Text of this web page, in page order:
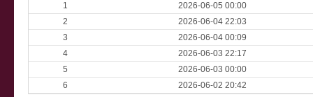
1
2026-06-05 00:00
2
2026-06-04 22:03
3
2026-06-04 00:09
4
2026-06-03 22:17
5
2026-06-03 00:00
6
2026-06-02 20:42